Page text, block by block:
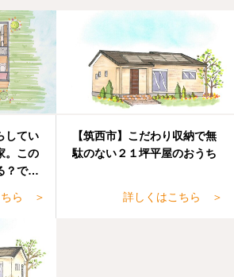
してい
。この
？でも
ちら ＞
【筑西市】こだわり収納で無
駄のない２１坪平屋のおうち
詳しくはこちら ＞